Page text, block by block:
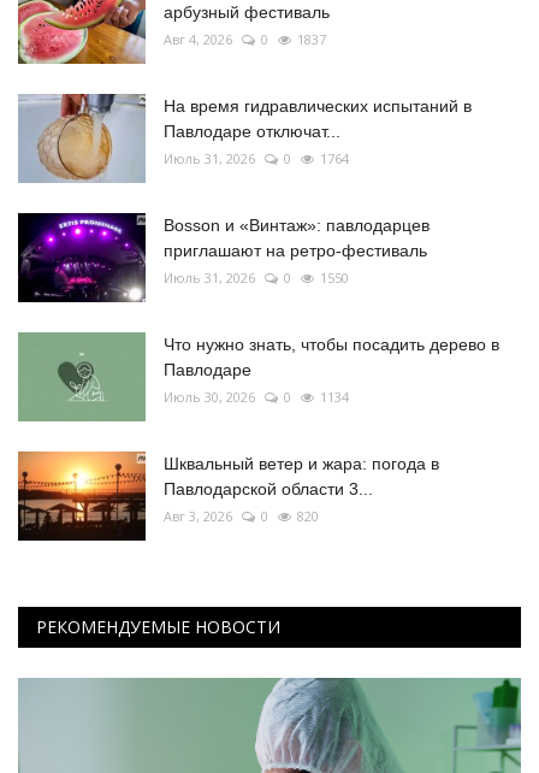
арбузный фестиваль
Авг 4, 2026 0 1837
На время гидравлических испытаний в
Павлодаре отключат...
Июль 31, 2026 0 1764
Bosson и «Винтаж»: павлодарцев
приглашают на ретро-фестиваль
Июль 31, 2026 0 1550
Что нужно знать, чтобы посадить дерево в
Павлодаре
Июль 30, 2026 0 1134
Шквальный ветер и жара: погода в
Павлодарской области 3...
Авг 3, 2026 0 820
РЕКОМЕНДУЕМЫЕ НОВОСТИ